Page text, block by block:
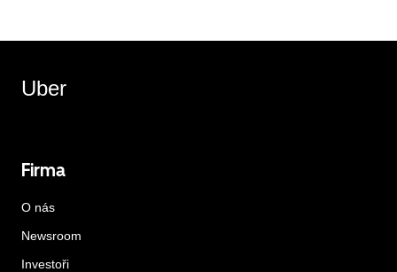
Uber
Firma
O nás
Newsroom
Investoři